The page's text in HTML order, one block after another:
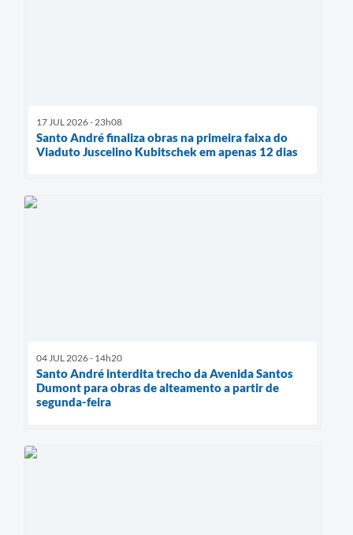
17 JUL 2026 - 23h08
Santo André finaliza obras na primeira faixa do
Viaduto Juscelino Kubitschek em apenas 12 dias
04 JUL 2026 - 14h20
Santo André interdita trecho da Avenida Santos
Dumont para obras de alteamento a partir de
segunda-feira